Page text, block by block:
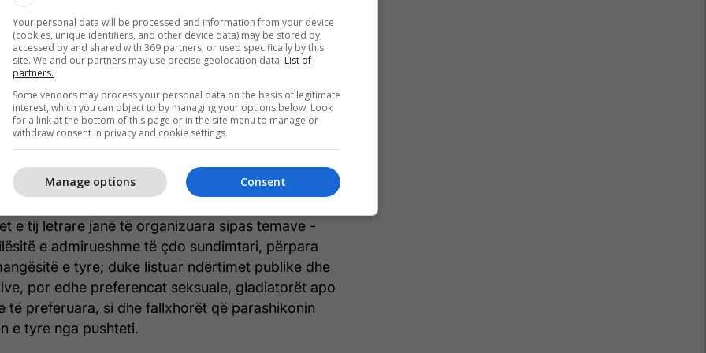
biografia e një sundimtari të madh”.
me lidhje të fuqishme që shërbeu si sekretar
në një shumëllojshmëri burimesh - letrat
e vetë Augustit të cilat ruheshin në arkiva,
provincat, kujtimet e babait të tij për shërbimin
si dhe anekdotat e batutat që qarkullonin në
të jepte një rrëfim kronologjik të ngjarjeve.
shkurtimisht prejardhjen familjare dhe
e tij letrare janë të organizuara sipas temave -
e admirueshme të çdo sundimtari, përpara
e tyre; duke listuar ndërtimet publike dhe
por edhe preferencat seksuale, gladiatorët apo
të preferuara, si dhe fallxhorët që parashikonin
e tyre nga pushteti.
Your personal data will be processed and information from your device
(cookies, unique identifiers, and other device data) may be stored by,
accessed by and shared with 369 partners, or used specifically by this
site. We and our partners may use precise geolocation data. List of
partners.
Some vendors may process your personal data on the basis of legitimate
interest, which you can object to by managing your options below. Look
for a link at the bottom of this page or in the site menu to manage or
withdraw consent in privacy and cookie settings.
Consent
Manage options